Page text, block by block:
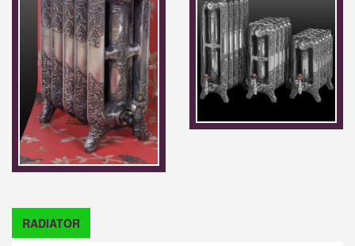
RADIATOR